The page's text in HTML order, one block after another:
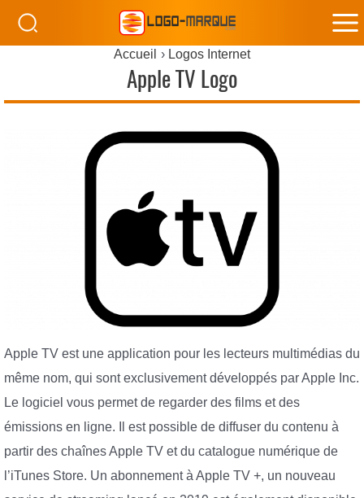
Accueil Logos Internet
Apple TV Logo
Apple TV est une application pour les lecteurs multimédias du
même nom, qui sont exclusivement développés par Apple Inc.
Le logiciel vous permet de regarder des films et des
émissions en ligne. Il est possible de diffuser du contenu à
partir des chaînes Apple TV et du catalogue numérique de
l’iTunes Store. Un abonnement à Apple TV +, un nouveau